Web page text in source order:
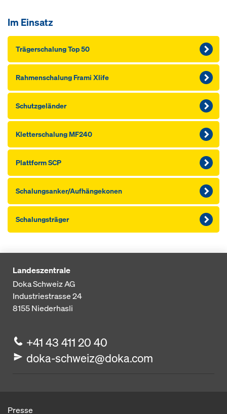
Im Einsatz
Träger­schalung Top 50
Rahmen­schalung Frami Xlife
Schutzgeländer
Kletterschalung MF240
Plattform SCP
Schalungsanker/Aufhängekonen
Schalungsträger
Landeszentrale
Doka Schweiz AG
Industriestrasse 24
8155Niederhasli
+41 43 411 20 40
doka-schweiz@doka.com
Presse